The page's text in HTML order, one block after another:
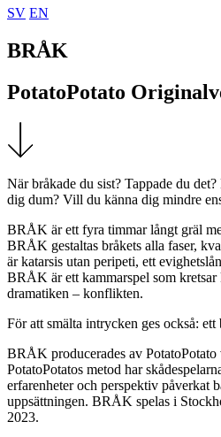
SV EN
BRÅK
PotatoPotato
När bråkade du sist? Tappade du
dig dum? Vill du känna dig mindre
BRÅK är ett fyra timmar långt gräl
BRÅK gestaltas bråkets alla faser,
är katarsis utan peripeti, ett
BRÅK är ett kammarspel som
dramatiken – konflikten.
För att smälta intrycken ges också: ett
BRÅK producerades av
PotatoPotatos metod har
erfarenheter och perspektiv påverkat
uppsättningen. BRÅK spelas i
2023.